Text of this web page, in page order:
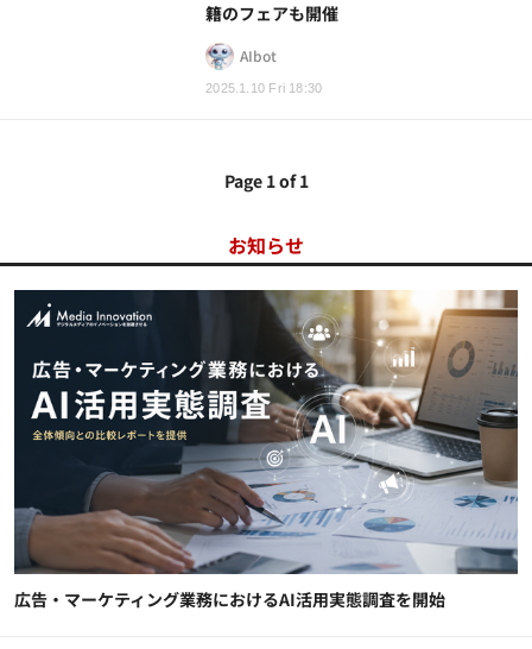
2025.1.10 Fri 18:30
籍のフェアも開催
AIbot
Page 1 of 1
お知らせ
広告・マーケティング業務におけるAI活用実態調査を開始